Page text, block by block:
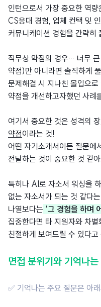
인턴으로서 가장 중요한 역
CS응대 경험, 업체 컨택 및
커뮤니케이션 경험을 간략히
직무상 약점의 경우… 너무
약점)만 아니라면 솔직하게
문제해결 시 지나친 몰입으
약점을 개선하고자했던 사례
여기서 중요한 것은 성격의
약점이라는 것!
어떤 자기소개서이든 질문에
전달하는 것이 중요한 것 같아
특히나 AI로 자소서 워싱을
없는 자소서가 되는 것 같다
나열보다는 ‘그 경험을 하며
집중한다면 타 지원자와 차
친절하게 보여드릴 수 있다고
면접 분위기와 기억나
✅ 기억나는 주요 질문은 아